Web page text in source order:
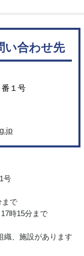
い合わせ先
１号
号
まで
時15分まで
、施設があります